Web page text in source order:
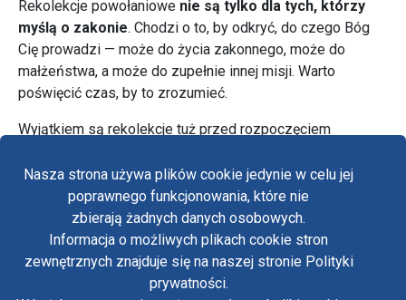
Nasza strona używa plików cookie jedynie w celu jej
poprawnego funkcjonowania, które nie
zbierają żadnych danych osobowych.
Informacja o możliwych plikach cookie stron
zewnętrznych znajduje się na naszej stronie Polityki
prywatności.
Rekolekcje powołaniowe nie są tylko dla tych, którzy
myślą o zakonie. Chodzi o to, by odkryć, do czego Bóg
Cię prowadzi — może do życia zakonnego, może do
małżeństwa, a może do zupełnie innej misji. Warto
poświęcić czas, by to zrozumieć.
Wyjątkiem są rekolekcje tuż przed rozpoczęciem
wstąpić do zakonu i chcą odbyć pierwszą rozmowę oraz
złożyć dokumenty.